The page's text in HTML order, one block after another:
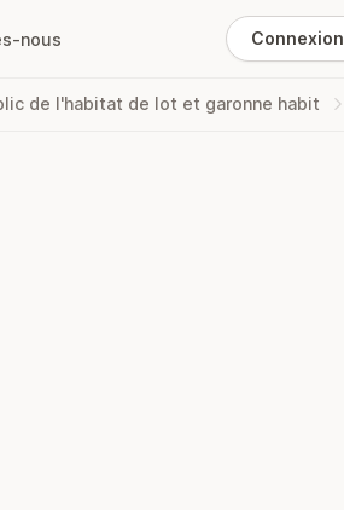
nous Connexion
de l'habitat de lot et garonne habit